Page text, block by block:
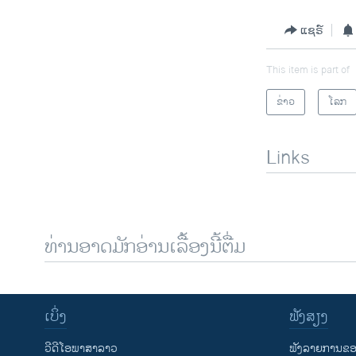
ແຊຣ໌
This item is part of
ຂ່າວ
ໂລກ
Links
ທ່ານອາດມັກອ່ານເລື້ອງນີ້ຕື່ມ
ເບິ່ງ
ວີດີໂອພາສາລາວ
ຟັງສຽງ
ຟັງລາຍການຂ